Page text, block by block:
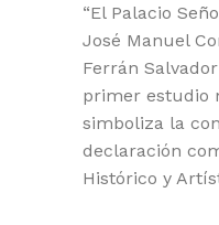
“El Palacio
José Manuel
Ferrán
primer estudio
simboliza la
declaración
Histórico y